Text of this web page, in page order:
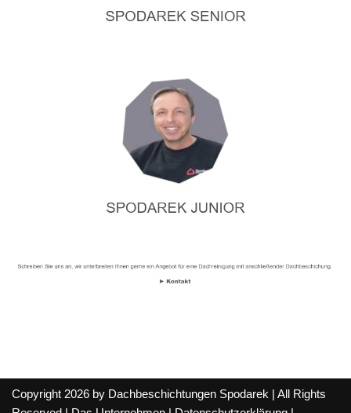
Copyright 2026 by Dachbeschichtungen Spodarek | All Rights